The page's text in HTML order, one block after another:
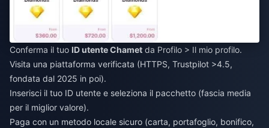
Conferma il tuo ID utente Chamet da Profilo > Il mio profilo.
Visita una piattaforma verificata (HTTPS, Trustpilot >4.5,
fondata dal 2025 in poi).
Inserisci il tuo ID utente e seleziona il pacchetto (fascia media
per il miglior valore).
Paga con un metodo locale sicuro (carta, portafoglio, bonifico,